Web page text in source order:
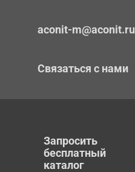
aconit-m@aconit.ru
Связаться с нами
Запросить
бесплатный
каталог